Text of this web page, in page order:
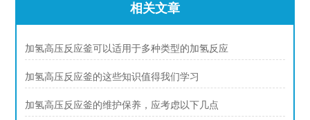
相关文章
加氢高压反应釜可以适用于多种类型的加氢反应
加氢高压反应釜的这些知识值得我们学习
加氢高压反应釜的维护保养，应考虑以下几点